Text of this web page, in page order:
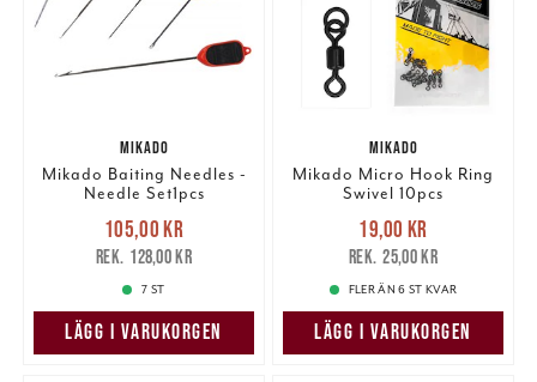
MIKADO
Mikado Baiting Needles -
Needle Set1pcs
Nuvarande pris
105,00 krTidigare pris
128,00 kr
105,00 kr
128,00 kr
7 ST
LÄGG I VARUKORGEN
MIKADO
Mikado Micro Hook Ring
Swivel 10pcs
Nuvarande pris
19,00 krTidigare pris
25,00 kr
19,00 kr
25,00 kr
FLER ÄN 6 ST KVAR
LÄGG I VARUKORGEN